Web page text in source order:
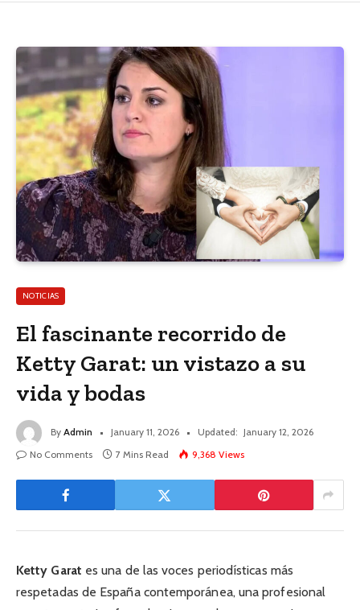
NOTICIAS
El fascinante recorrido de
Ketty Garat: un vistazo a su
vida y bodas
By Admin January 11, 2026 Updated: January 12, 2026
No Comments
7 Mins Read 9,368 Views
Ketty Garat es una de las voces periodísticas más
respetadas de España contemporánea, una profesional